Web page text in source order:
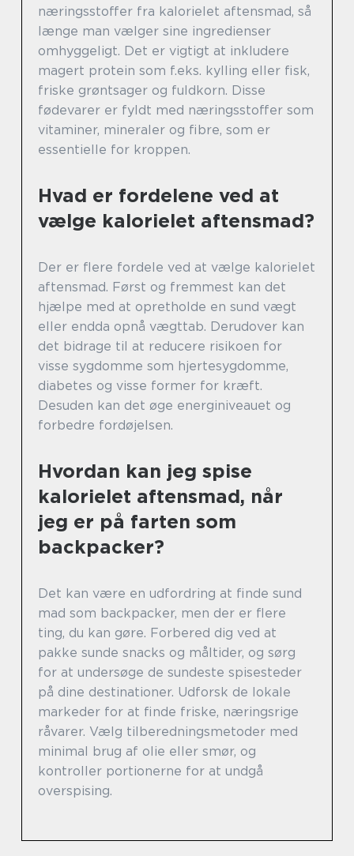
næringsstoffer fra kalorielet aftensmad, så
længe man vælger sine ingredienser
omhyggeligt. Det er vigtigt at inkludere
magert protein som f.eks. kylling eller fisk,
friske grøntsager og fuldkorn. Disse
fødevarer er fyldt med næringsstoffer som
vitaminer, mineraler og fibre, som er
essentielle for kroppen.
Hvad er fordelene ved at
vælge kalorielet aftensmad?
Der er flere fordele ved at vælge kalorielet
aftensmad. Først og fremmest kan det
hjælpe med at opretholde en sund vægt
eller endda opnå vægttab. Derudover kan
det bidrage til at reducere risikoen for
visse sygdomme som hjertesygdomme,
diabetes og visse former for kræft.
Desuden kan det øge energiniveauet og
forbedre fordøjelsen.
Hvordan kan jeg spise
kalorielet aftensmad, når
jeg er på farten som
backpacker?
Det kan være en udfordring at finde sund
mad som backpacker, men der er flere
ting, du kan gøre. Forbered dig ved at
pakke sunde snacks og måltider, og sørg
for at undersøge de sundeste spisesteder
på dine destinationer. Udforsk de lokale
markeder for at finde friske, næringsrige
råvarer. Vælg tilberedningsmetoder med
minimal brug af olie eller smør, og
kontroller portionerne for at undgå
overspising.